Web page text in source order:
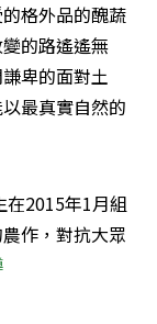
格外品的醜蔬
的路遙遙無
卑的面對土
最真實自然的
2015年1月組
作，對抗大眾